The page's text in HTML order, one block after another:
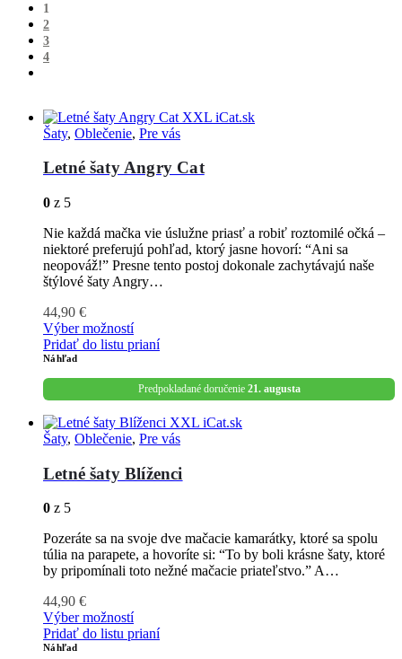
1
2
3
4
Šaty, Oblečenie, Pre vás
Letné šaty Angry Cat
0 z 5
Nie každá mačka vie úslužne priasť a robiť roztomilé očká –
niektoré preferujú pohľad, ktorý jasne hovorí: “Ani sa
neopováž!” Presne tento postoj dokonale zachytávajú naše
štýlové šaty Angry…
44,90 €
Výber možností
Pridať do listu prianí
Náhľad
Predpokladané doručenie 21. augusta
Šaty, Oblečenie, Pre vás
Letné šaty Blíženci
0 z 5
Pozeráte sa na svoje dve mačacie kamarátky, ktoré sa spolu
túlia na parapete, a hovoríte si: “To by boli krásne šaty, ktoré
by pripomínali toto nežné mačacie priateľstvo.” A…
44,90 €
Výber možností
Pridať do listu prianí
Náhľad